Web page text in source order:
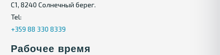
С1, 8240 Солнечный берег.
Tel:
+359 88 330 8339
Рабочее время